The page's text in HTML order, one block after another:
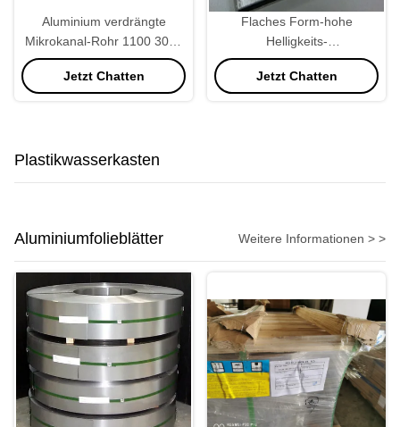
Aluminium verdrängte
Mikrokanal-Rohr 1100 3003
für Auto-Kondensator-
Ladeluftkühler
Jetzt Chatten
Flaches Form-hohe
Helligkeits-
Aluminiumheizkörper-Rohr
22 * 2.0mm
Jetzt Chatten
Plastikwasserkasten
Aluminiumfolieblätter Weitere Informationen > >